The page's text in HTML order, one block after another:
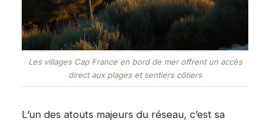
Les villages Cap France en bord de mer offrent un accès
direct aux plages et sentiers côtiers
L’un des atouts majeurs du réseau, c’est sa